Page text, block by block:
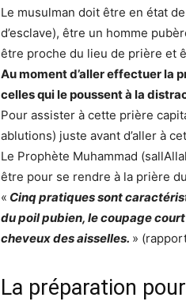
Le musulman doit être en état
d’esclave), être un homme
être proche du lieu de prière et
Au moment d’aller effectuer la
celles qui le poussent à la
Pour assister à cette prière
ablutions) juste avant d’aller à
Le Prophète Muhammad
être pour se rendre à la prière
« Cinq pratiques sont
du poil pubien, le coupage
cheveux des aisselles. »
La préparation